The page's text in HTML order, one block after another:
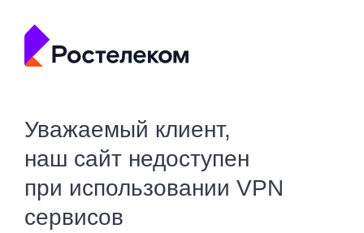
Уважаемый клиент,
наш сайт недоступен
при использовании VPN
сервисов